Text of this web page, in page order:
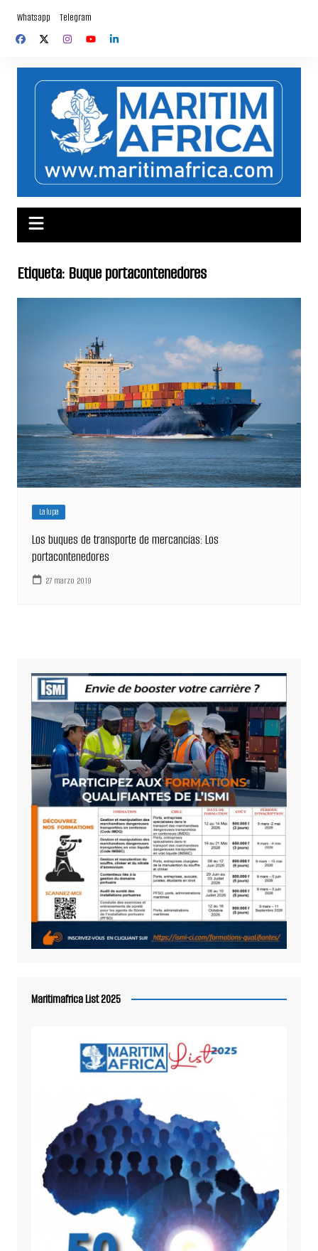
contenido
Whatsapp Telegram
Etiqueta: Buque portacontenedores
La lupa
Los buques de transporte de mercancías: Los
portacontenedores
27 marzo 2019
Maritimafrica List 2025